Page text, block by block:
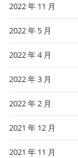
2022 年 11 月
2022 年 5 月
2022 年 4 月
2022 年 3 月
2022 年 2 月
2021 年 12 月
2021 年 11 月